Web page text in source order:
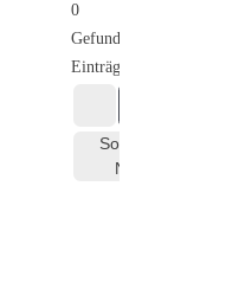
0
Gefundene
Einträge
Sortieren
Nach